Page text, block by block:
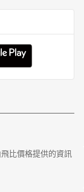
比價格提供的資訊